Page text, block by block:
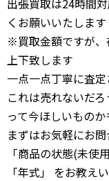
出張買取は24時間
くお願いいたします
※買取金額ですが、
上下致します
一点一点丁寧に査定
これは売れないだ
って今ほしいものか
まずはお気軽にお問
「商品の状態(未使
「年式」 をお教え